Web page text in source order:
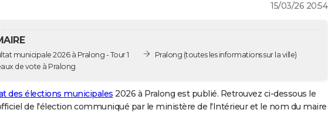
15/03/26 20:54
municipale 2026 à Pralong - Tour 1
de vote à Pralong
Pralong (toutes les informations sur la ville)
des élections municipales 2026 à Pralong est publié. Retrouvez ci-dessous le
de l'élection communiqué par le ministère de l'Intérieur et le nom du maire